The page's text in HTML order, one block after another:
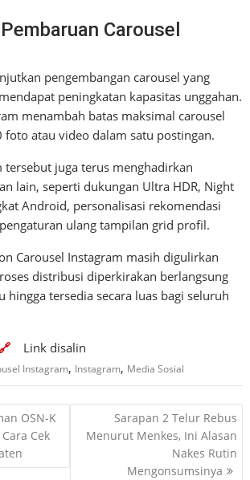
Carousel
pengembangan carousel yang
peningkatan kapasitas unggahan.
menambah batas maksimal carousel
atau video dalam satu postingan.
juga terus menghadirkan
lain, seperti dukungan Ultra HDR, Night
Android, personalisasi rekomendasi
ulang tampilan grid profil.
Carousel Instagram masih digulirkan
distribusi diperkirakan berlangsung
hingga tersedia secara luas bagi seluruh
🔗 Link disalin
Instagram, Instagram, Media Sosial
OSN-K
Cek
Sarapan 2 Telur Rebus
Menurut Menkes, Ini Alasan
Nakes Rutin
Mengonsumsinya